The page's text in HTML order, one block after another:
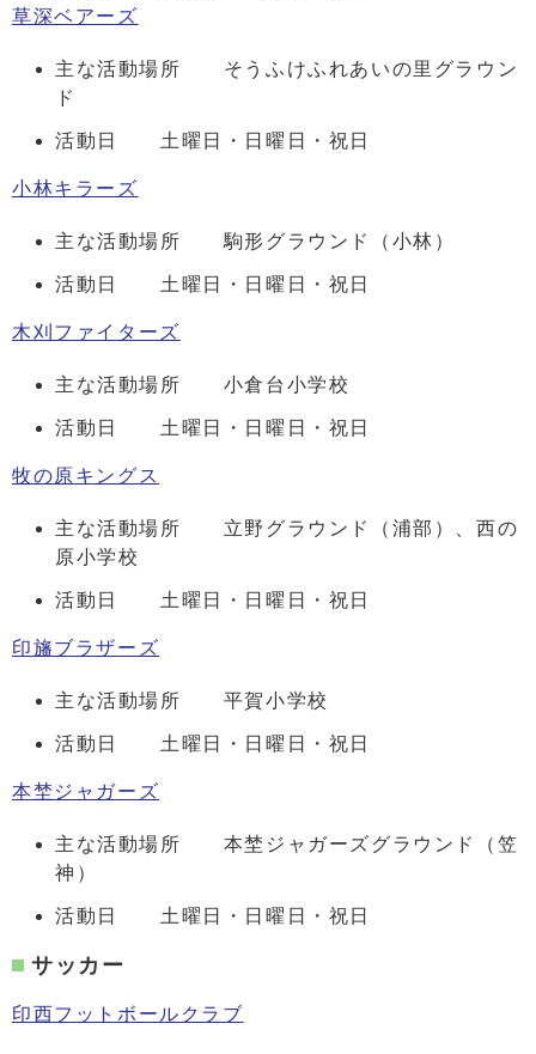
草深ベアーズ
主な活動場所 そうふけふれあいの里グラウン
ド
活動日 土曜日・日曜日・祝日
小林キラーズ
主な活動場所 駒形グラウンド（小林）
活動日 土曜日・日曜日・祝日
木刈ファイターズ
主な活動場所 小倉台小学校
活動日 土曜日・日曜日・祝日
牧の原キングス
主な活動場所 立野グラウンド（浦部）、西の
原小学校
活動日 土曜日・日曜日・祝日
印旛ブラザーズ
主な活動場所 平賀小学校
活動日 土曜日・日曜日・祝日
本埜ジャガーズ
主な活動場所 本埜ジャガーズグラウンド（笠
神）
活動日 土曜日・日曜日・祝日
サッカー
印西フットボールクラブ